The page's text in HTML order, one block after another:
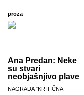
proza
Ana Predan: Neke
su stvari
neobjašnjivo plave
NAGRADA "KRITIČNA